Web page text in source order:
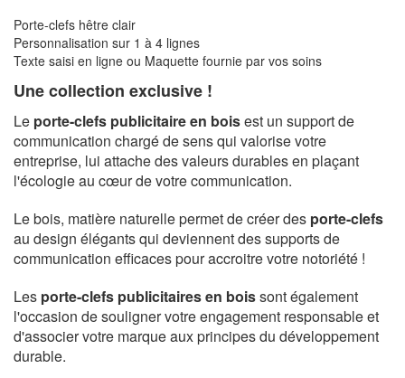
Porte-clefs hêtre clair
Personnalisation sur 1 à 4 lignes
Texte saisi en ligne ou Maquette fournie par vos soins
Une collection exclusive !
Le porte-clefs publicitaire en boisest un support de
communication chargé de sens qui valorise votre
entreprise, lui attache des valeurs durables en plaçant
l'écologie au cœur de votre communication.
Le bois, matière naturelle permet de créer des porte-clefs
au design élégants qui deviennent des supports de
communication efficaces pour accroitre votre notoriété !
Les porte-clefs publicitaires en boissont également
l'occasion de souligner votre engagement responsable et
d'associer votre marque aux principes du développement
durable.